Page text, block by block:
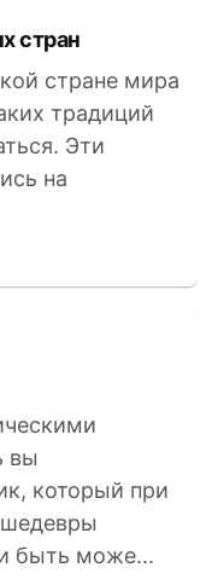
стран
стране мира
традиций
Эти
на
вы
который при
быть може...